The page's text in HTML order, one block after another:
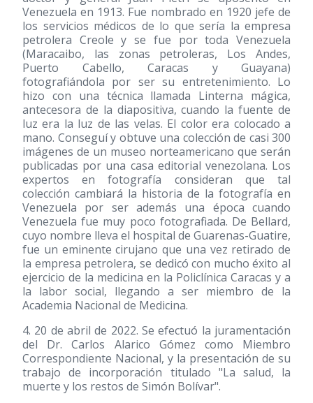
Venezuela en 1913. Fue nombrado en 1920 jefe de
los servicios médicos de lo que sería la empresa
petrolera Creole y se fue por toda Venezuela
(Maracaibo, las zonas petroleras, Los Andes,
Puerto Cabello, Caracas y Guayana)
fotografiándola por ser su entretenimiento. Lo
hizo con una técnica llamada Linterna mágica,
antecesora de la diapositiva, cuando la fuente de
luz era la luz de las velas. El color era colocado a
mano. Conseguí y obtuve una colección de casi 300
imágenes de un museo norteamericano que serán
publicadas por una casa editorial venezolana. Los
expertos en fotografía consideran que tal
colección cambiará la historia de la fotografía en
Venezuela por ser además una época cuando
Venezuela fue muy poco fotografiada. De Bellard,
cuyo nombre lleva el hospital de Guarenas-Guatire,
fue un eminente cirujano que una vez retirado de
la empresa petrolera, se dedicó con mucho éxito al
ejercicio de la medicina en la Policlínica Caracas y a
la labor social, llegando a ser miembro de la
Academia Nacional de Medicina.
4. 20 de abril de 2022. Se efectuó la juramentación
del Dr. Carlos Alarico Gómez como Miembro
Correspondiente Nacional, y la presentación de su
trabajo de incorporación titulado "La salud, la
muerte y los restos de Simón Bolívar".